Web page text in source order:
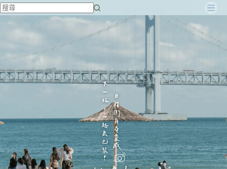
跳
容